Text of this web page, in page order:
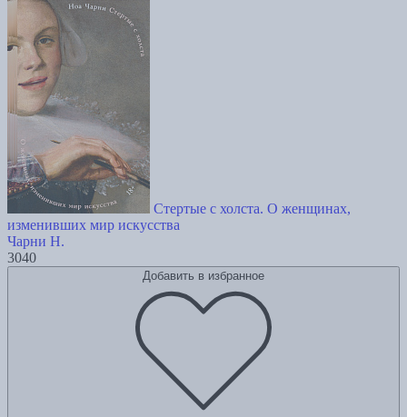
Стертые с холста. О женщинах,
изменивших мир искусства
Чарни Н.
3040
Добавить в избранное